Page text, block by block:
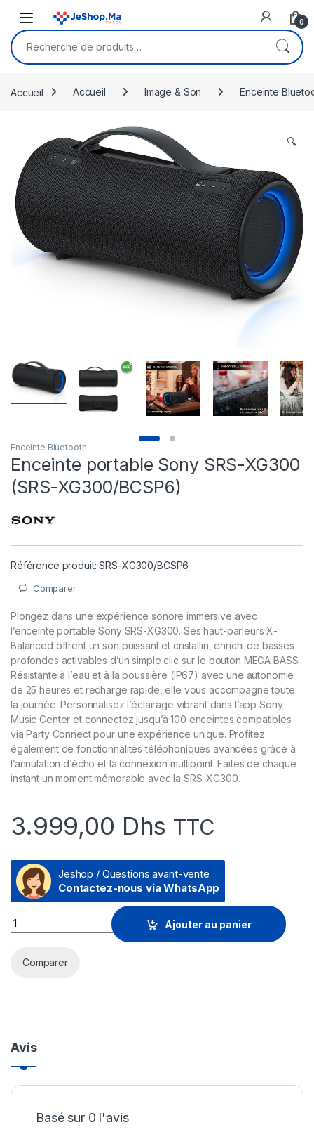
0
Recherche pour :
Accueil Accueil Image & Son Enceinte
🔍
Enceinte Bluetooth
Enceinte portable Sony SRS-XG300
(SRS-XG300/BCSP6)
Référence produit: SRS-XG300/BCSP6
Comparer
Plongez dans une expérience sonore immersive avec
l’enceinte portable Sony SRS-XG300. Ses haut-parleurs X-
Balanced offrent un son puissant et cristallin, enrichi de basses
profondes activables d’un simple clic sur le bouton MEGA BASS.
Résistante à l’eau et à la poussière (IP67) avec une autonomie
de 25 heures et recharge rapide, elle vous accompagne toute
la journée. Personnalisez l’éclairage vibrant dans l’app Sony
Music Center et connectez jusqu’à 100 enceintes compatibles
via Party Connect pour une expérience unique. Profitez
également de fonctionnalités téléphoniques avancées grâce à
l’annulation d’écho et la connexion multipoint. Faites de chaque
instant un moment mémorable avec la SRS-XG300.
3.999,00 Dhs TTC
Jeshop / Questions avant-vente
Contactez-nous via WhatsApp
Enceinte portable Sony SRS-XG300 (SRS-XG300/BCSP6)
Ajouter au panier
Comparer
Avis
Basé sur 0 l'avis